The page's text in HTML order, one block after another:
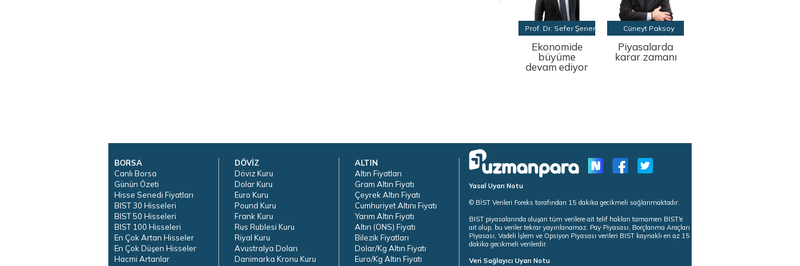
Prof. Dr. Sefer Şener
Ekonomide
büyüme
devam ediyor
Cüneyt Paksoy
Piyasalarda
karar zamanı
BORSA
Canlı Borsa
Günün Özeti
Hisse Senedi Fiyatları
BIST 30 Hisseleri
BIST 50 Hisseleri
BIST 100 Hisseleri
En Çok Artan Hisseler
En Çok Düşen Hisseler
Hacmi Artanlar
DÖVİZ
Döviz Kuru
Dolar Kuru
Euro Kuru
Pound Kuru
Frank Kuru
Rus Rublesi Kuru
Riyal Kuru
Avustralya Doları
Danimarka Kronu Kuru
ALTIN
Altın Fiyatları
Gram Altın Fiyatı
Çeyrek Altın Fiyatı
Cumhuriyet Altını Fiyatı
Yarım Altın Fiyatı
Altın (ONS) Fiyatı
Bilezik Fiyatları
Dolar/Kg Altın Fiyatı
Euro/Kg Altın Fiyatı
Yasal Uyarı Notu
© BİST Verileri Foreks tarafından 15 dakika gecikmeli sağlanmaktadır.
BIST piyasalarında oluşan tüm verilere ait telif hakları tamamen BIST'e
ait olup, bu veriler tekrar yayınlanamaz. Pay Piyasası, Borçlanma Araçları
Piyasası, Vadeli İşlem ve Opsiyon Piyasası verileri BIST kaynaklı en az 15
dakika gecikmeli verilerdir.
Veri Sağlayıcı Uyarı Notu